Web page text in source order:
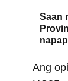
Saan
Ang